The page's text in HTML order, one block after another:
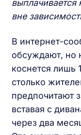
выплачивается
вне
В интернет-
обсуждают, но
коснется лишь
столько
предпочитают
вставая с
через два